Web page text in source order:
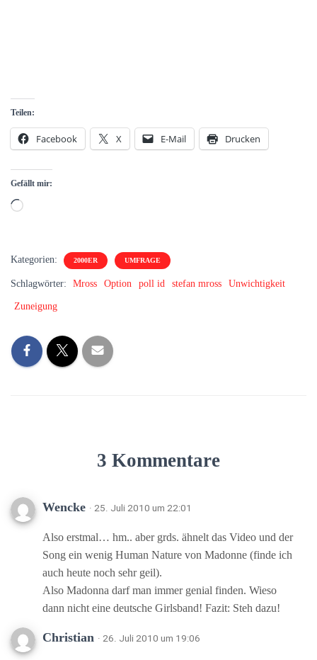
Teilen:
Facebook X E-Mail Drucken
Gefällt mir:
Wird
Kategorien: 2000ER UMFRAGE
Schlagwörter: Mross Option poll id stefan mross Unwichtigkeit
Zuneigung
3 Kommentare
Wencke · 25. Juli 2010 um 22:01
Also erstmal… hm.. aber grds. ähnelt das Video und der
Song ein wenig Human Nature von Madonne (finde ich
auch heute noch sehr geil).
Also Madonna darf man immer genial finden. Wieso
dann nicht eine deutsche Girlsband! Fazit: Steh dazu!
Christian · 26. Juli 2010 um 19:06